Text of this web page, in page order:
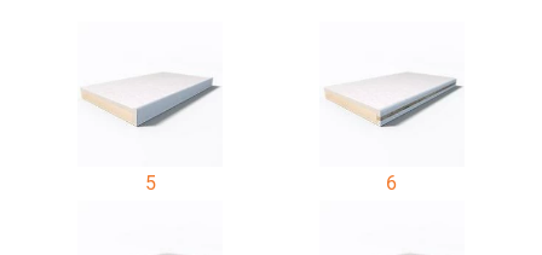
5 6